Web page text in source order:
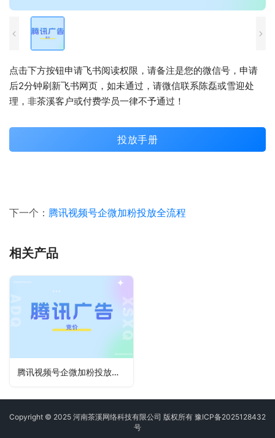
点击下方按钮申请飞书阅读权限，请备注是您的微信号，申请
后2分钟刷新飞书网页，如未通过，请微信联系陈磊或雪迎处
理，非茶溪客户或付费学员一律不予通过！
投放手册
下一个： 腾讯视频号企微加粉投放全流程
相关产品
腾讯视频号企微加粉投放全流程
Copyright © 2025 河南茶溪网络科技有限公司 版权所有 豫ICP备2025128432
号